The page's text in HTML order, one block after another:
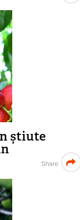
știute
Share